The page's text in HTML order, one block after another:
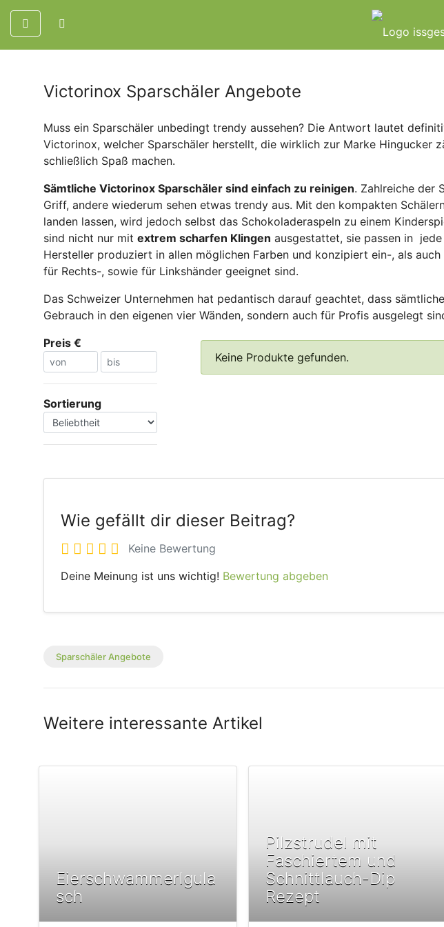
Victorinox Sparschäler Angebote
Muss ein Sparschäler unbedingt trendy aussehen? Die Antwort lautet
Victorinox, welcher Sparschäler herstellt, die wirklich zur Marke Hingucker
schließlich Spaß machen.
Sämtliche Victorinox Sparschäler sind einfach zu reinigen. Zahlreiche der
Griff, andere wiederum sehen etwas trendy aus. Mit den kompakten
landen lassen, wird jedoch selbst das Schokoladeraspeln zu einem
sind nicht nur mit extrem scharfen Klingen ausgestattet, sie passen in
Hersteller produziert in allen möglichen Farben und konzipiert ein-, als
für Rechts-, sowie für Linkshänder geeignet sind.
Das Schweizer Unternehmen hat pedantisch darauf geachtet, dass
Gebrauch in den eigenen vier Wänden, sondern auch für Profis ausgelegt
Preis €
Sortierung
Keine Produkte gefunden.
Wie gefällt dir dieser Beitrag?
Keine Bewertung
Deine Meinung ist uns wichtig! Bewertung abgeben
Sparschäler Angebote
Weitere interessante Artikel
Eierschwammerlgula
sch
Pilzstrudel mit
Faschiertem und
Schnittlauch-Dip
Rezept